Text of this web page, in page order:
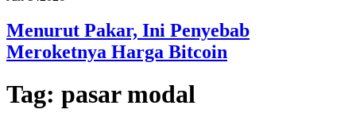
Menurut Pakar, Ini Penyebab
Meroketnya Harga Bitcoin
Tag: pasar modal